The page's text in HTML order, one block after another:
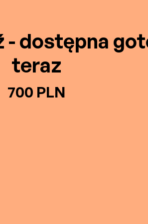
- dostępna
teraz
700 PLN